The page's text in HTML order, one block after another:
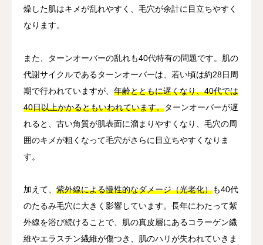
燥した肌はキメが乱れやすく、毛穴が余計に目立ちやすく
なります。
また、ターンオーバーの乱れも40代特有の問題です。肌の
代謝サイクルであるターンオーバーは、若い頃は約28日周
期で行われていますが、 年齢とともに遅くなり、40代では
40日以上かかるともいわれています。ターンオーバーが遅
れると、古い角質が肌表面に溜まりやすくなり、毛穴の周
囲のキメが粗くなって毛穴がさらに目立ちやすくなりま
す。
加えて、 紫外線による慢性的なダメージ（光老化）も40代
のたるみ毛穴に大きく影響しています。長年にわたって紫
外線を浴び続けることで、肌の真皮層にあるコラーゲン繊
維やエラスチン繊維が傷つき、肌のハリが失われていきま